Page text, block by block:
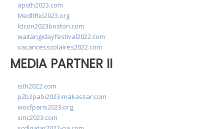
apsth2023.com
MedItRio2023.org
lcicon2023boston.com
waitangidayfestival2022.com
vacancesscolaires2022.com
MEDIA PARTNER II
isth2022.com
p2b2pabi2023-makassar.com
wocfparis2023.org
sinc2023.com